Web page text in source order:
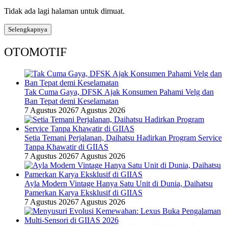
Tidak ada lagi halaman untuk dimuat.
Selengkapnya
OTOMOTIF
Tak Cuma Gaya, DFSK Ajak Konsumen Pahami Velg dan
Ban Tepat demi Keselamatan
7 Agustus 20267 Agustus 2026
Setia Temani Perjalanan, Daihatsu Hadirkan Program Service
Tanpa Khawatir di GIIAS
7 Agustus 20267 Agustus 2026
Ayla Modern Vintage Hanya Satu Unit di Dunia, Daihatsu
Pamerkan Karya Eksklusif di GIIAS
7 Agustus 20267 Agustus 2026